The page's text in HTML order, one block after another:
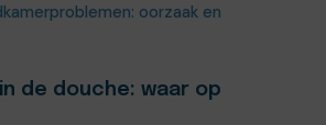
oorzaak en
de douche: waar op